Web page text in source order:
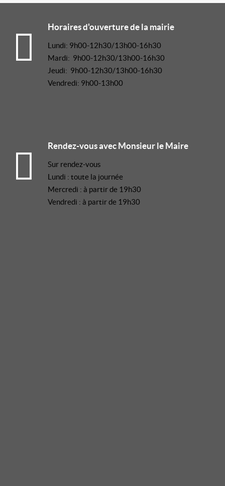
Horaires d'ouverture de la mairie
Lundi: 9h00-12h30/13h00-16h30
Mardi: 9h00-12h30/13h00-16h30
Jeudi: 9h00-12h30/13h00-16h30
Vendredi: 9h00-13h00
Rendez-vous avec Monsieur le Maire
Sur rendez-vous
Lundi : toute la journée
Mercredi : à partir de 19h30
Vendredi : à partir de 19h30